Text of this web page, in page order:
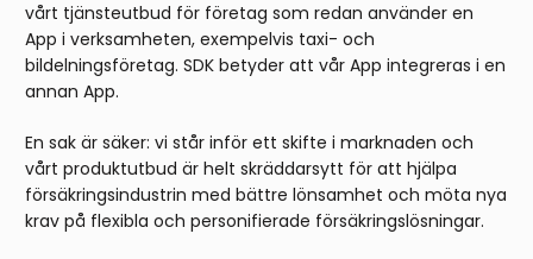
vårt tjänsteutbud för företag som redan använder en
App i verksamheten, exempelvis taxi- och
bildelningsföretag. SDK betyder att vår App integreras i en
annan App.
En sak är säker: vi står inför ett skifte i marknaden och
vårt produktutbud är helt skräddarsytt för att hjälpa
försäkringsindustrin med bättre lönsamhet och möta nya
krav på flexibla och personifierade försäkringslösningar.